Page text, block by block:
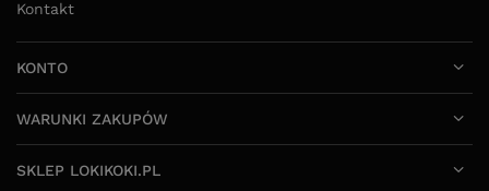
Kontakt
KONTO
WARUNKI ZAKUPÓW
SKLEP LOKIKOKI.PL